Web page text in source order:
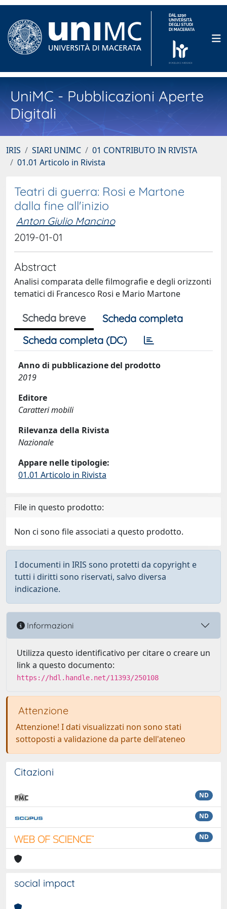
UniMC - Pubblicazioni Aperte
Digitali
IRIS SIARI UNIMC
01 CONTRIBUTO IN RIVISTA
01.01 Articolo in Rivista
Teatri di guerra: Rosi e Martone
dalla fine all'inizio
Anton Giulio Mancino
2019-01-01
Abstract
Analisi comparata delle filmografie e degli orizzonti
tematici di Francesco Rosi e Mario Martone
Scheda breve
Scheda completa
Scheda completa (DC)
Anno di pubblicazione del prodotto
2019
Editore
Caratteri mobili
Rilevanza della Rivista
Nazionale
Appare nelle tipologie:
01.01 Articolo in Rivista
File in questo prodotto:
Non ci sono file associati a questo prodotto.
I documenti in IRIS sono protetti da copyright e
tutti i diritti sono riservati, salvo diversa
indicazione.
Informazioni
Utilizza questo identificativo per citare o creare un
link a questo documento:
https://hdl.handle.net/11393/250108
Attenzione
Attenzione! I dati visualizzati non sono stati
sottoposti a validazione da parte dell'ateneo
Citazioni
ND
ND
ND
social impact